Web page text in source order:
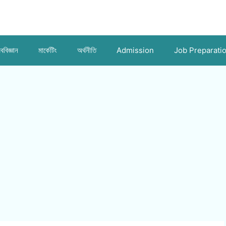
মার্কেটিং অর্থনীতি Admission Job